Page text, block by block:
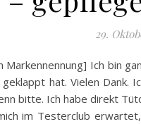
29.
Markennennung] Ich bin
hat. Vielen Dank.
bitte. Ich habe direkt
im Testerclub